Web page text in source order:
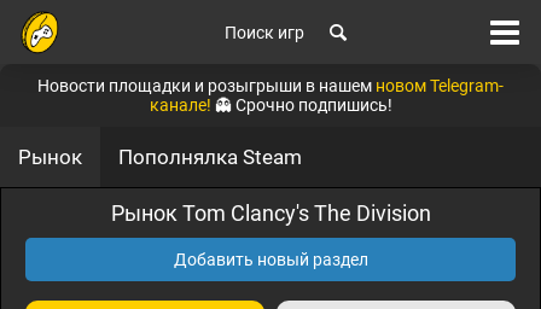
Поиск игр
Новости площадки и розыгрыши в нашем новом Telegram-
канале! 👻 Срочно подпишись!
Рынок Пополнялка Steam
Рынок Tom Clancy's The Division
Добавить новый раздел